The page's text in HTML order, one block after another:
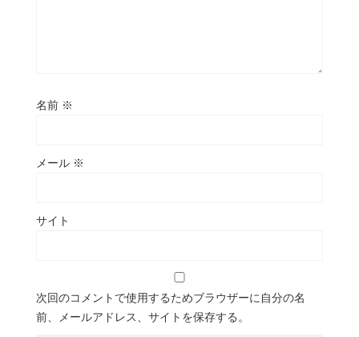
名前 ※
メール ※
サイト
次回のコメントで使用するためブラウザーに自分の名
前、メールアドレス、サイトを保存する。